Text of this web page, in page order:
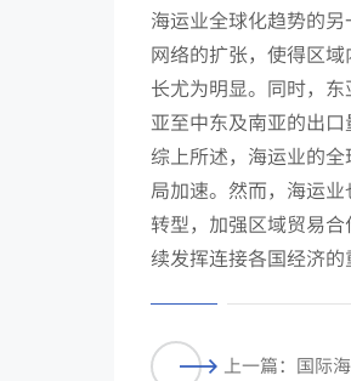
海运业全球化趋势的
网络的扩张，使得区
长尤为明显。同时，
亚至中东及南亚的出口
综上所述，海运业的
局加速。然而，海运
转型，加强区域贸易
续发挥连接各国经济的
上一篇：国际